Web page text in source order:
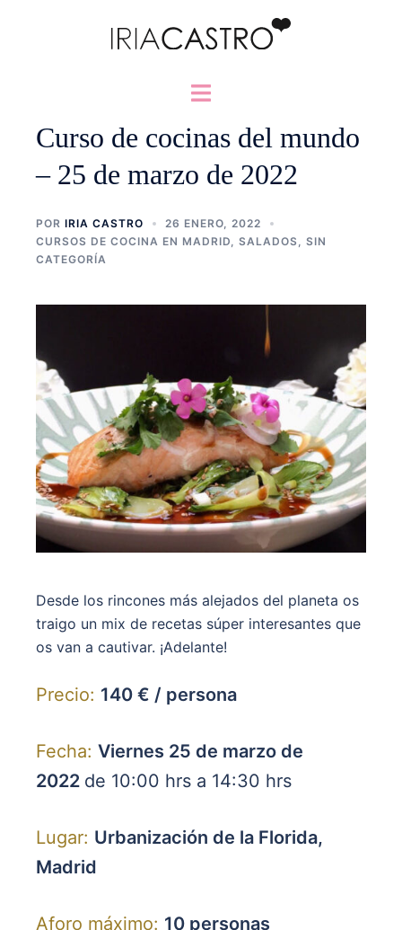
Alternar
Curso de cocinas del mundo
– 25 de marzo de 2022
POR IRIA CASTRO
26 ENERO, 2022
CURSOS DE COCINA EN MADRID
SALADOS
SIN
CATEGORÍA
Desde los rincones más alejados del planeta os
traigo un mix de recetas súper interesantes que
os van a cautivar. ¡Adelante!
Precio: 140 € / persona
Fecha: Viernes 25 de marzo de
2022 de 10:00 hrs a 14:30 hrs
Lugar: Urbanización de la Florida,
Madrid
Aforo máximo: 10 personas